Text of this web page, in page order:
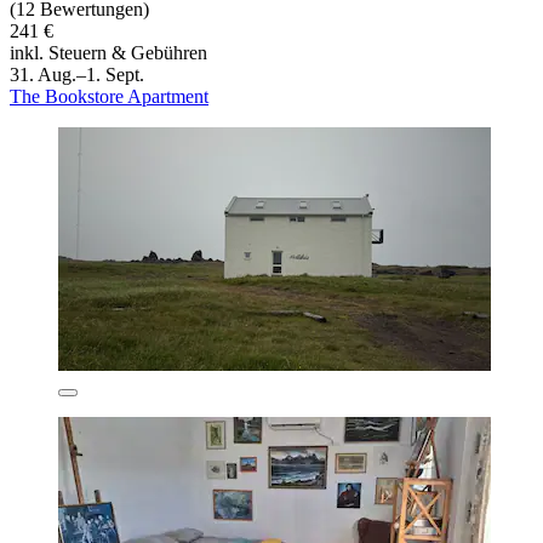
(12 Bewertungen)
241 €
inkl. Steuern & Gebühren
31. Aug.–1. Sept.
The Bookstore Apartment